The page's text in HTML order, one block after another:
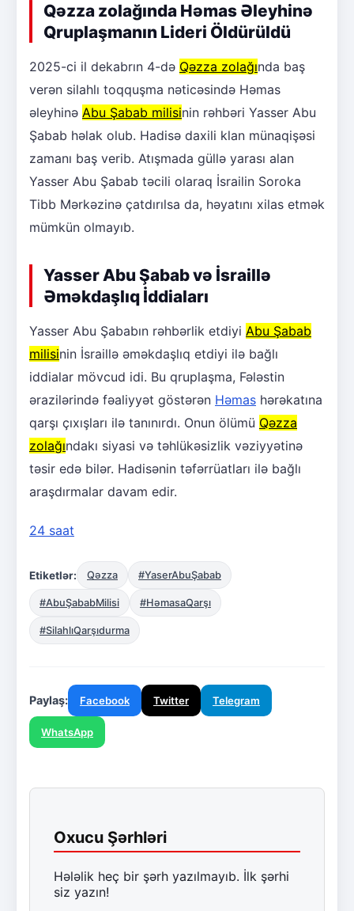
Qəzza zolağında Həmas Əleyhinə
Qruplaşmanın Lideri Öldürüldü
2025-ci il dekabrın 4-də Qəzza zolağında baş
verən silahlı toqquşma nəticəsində Həmas
əleyhinə Abu Şabab milisinin rəhbəri Yasser Abu
Şabab həlak olub. Hadisə daxili klan münaqişəsi
zamanı baş verib. Atışmada güllə yarası alan
Yasser Abu Şabab təcili olaraq İsrailin Soroka
Tibb Mərkəzinə çatdırılsa da, həyatını xilas etmək
mümkün olmayıb.
Yasser Abu Şabab və İsraillə
Əməkdaşlıq İddiaları
Yasser Abu Şababın rəhbərlik etdiyi Abu Şabab
milisinin İsraillə əməkdaşlıq etdiyi ilə bağlı
iddialar mövcud idi. Bu qruplaşma, Fələstin
ərazilərində fəaliyyət göstərən Həmas hərəkatına
qarşı çıxışları ilə tanınırdı. Onun ölümü Qəzza
zolağındakı siyasi və təhlükəsizlik vəziyyətinə
təsir edə bilər. Hadisənin təfərrüatları ilə bağlı
araşdırmalar davam edir.
24 saat
Etiketlər: Qəzza #YaserAbuŞabab
#AbuŞababMilisi #HəmasaQarşı
#SilahlıQarşıdurma
Paylaş: Facebook Twitter Telegram
WhatsApp
Oxucu Şərhləri
Hələlik heç bir şərh yazılmayıb. İlk şərhi
siz yazın!